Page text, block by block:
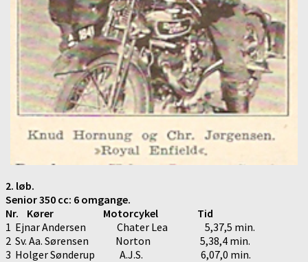
2. løb.
Senior 350 cc: 6 omgange.
Nr. Kører Motorcykel Tid
1 Ejnar Andersen Chater Lea 5,37,5 min.
2 Sv. Aa. Sørensen Norton 5,38,4 min.
3 Holger Sønderup A.J.S. 6,07,0 min.